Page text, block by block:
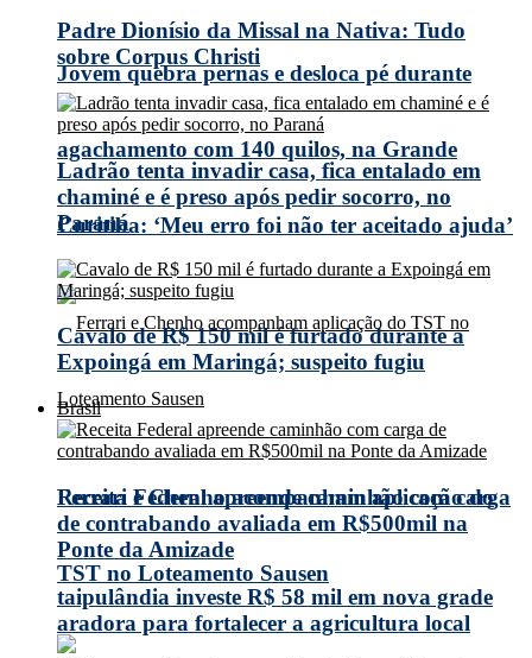
Jovem quebra pernas e desloca pé durante
agachamento com 140 quilos, na Grande
Curitiba: ‘Meu erro foi não ter aceitado ajuda’
Ferrari e Chenho acompanham aplicação do
TST no Loteamento Sausen
Padre Dionísio da Missal na Nativa: Tudo
sobre Corpus Christi
Ladrão tenta invadir casa, fica entalado em
chaminé e é preso após pedir socorro, no
Paraná
Cavalo de R$ 150 mil é furtado durante a
Expoingá em Maringá; suspeito fugiu
Brasil
Receita Federal apreende caminhão com carga
de contrabando avaliada em R$500mil na
Ponte da Amizade
taipulândia investe R$ 58 mil em nova grade
aradora para fortalecer a agricultura local